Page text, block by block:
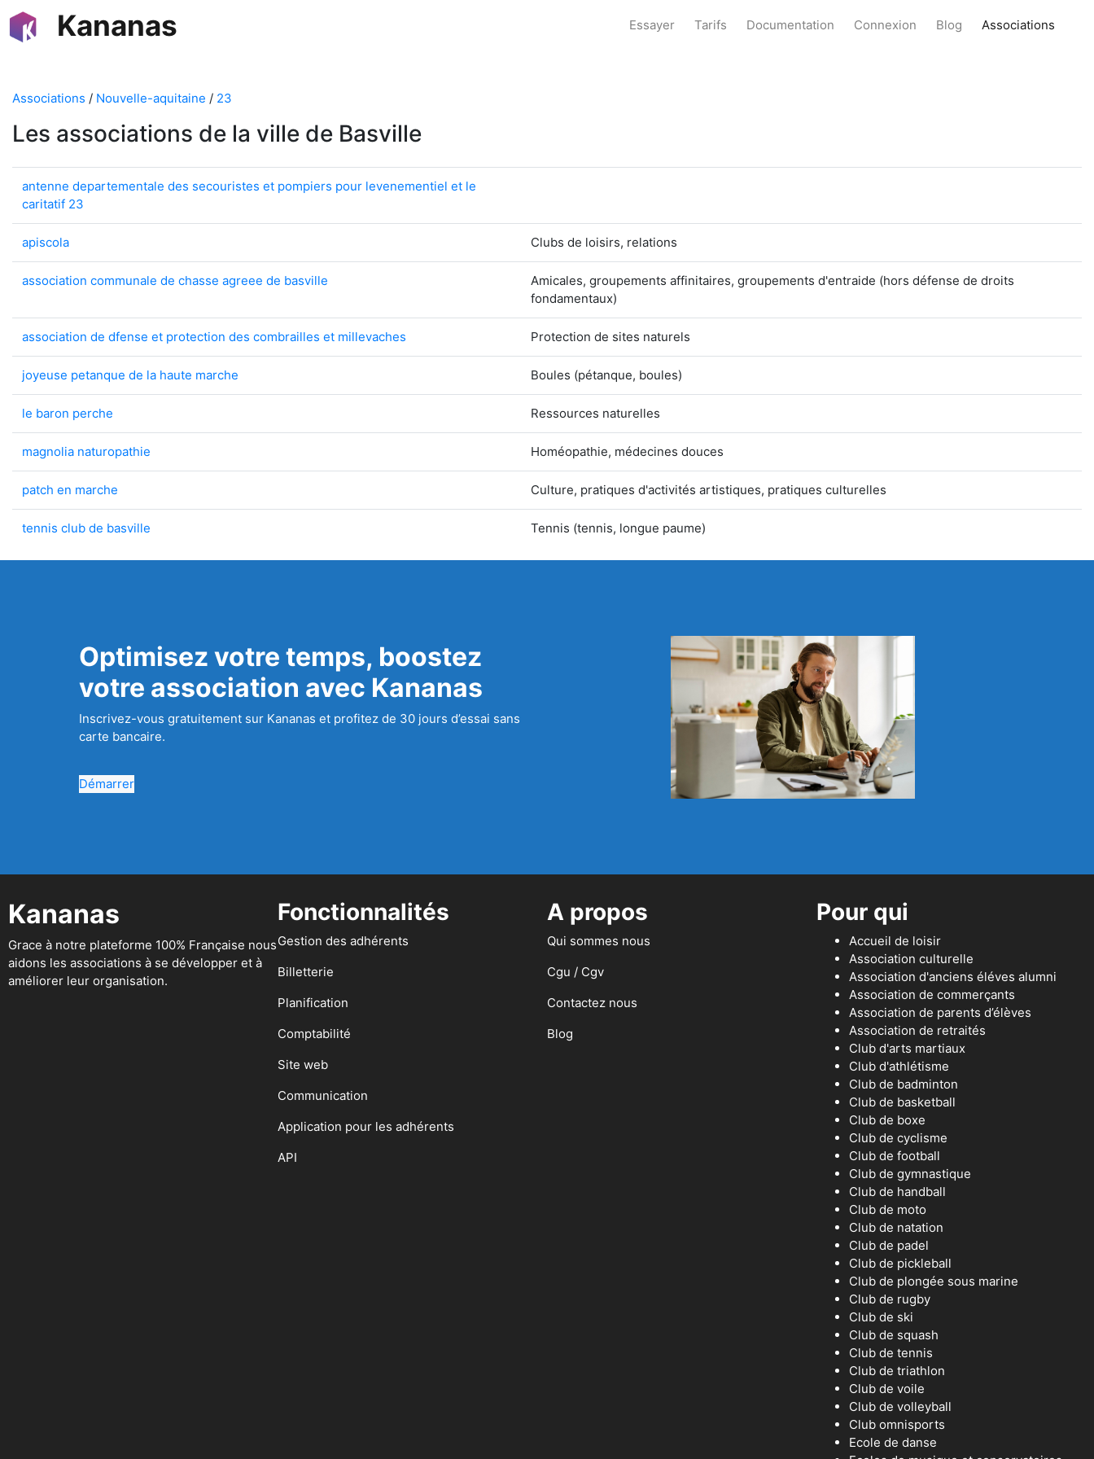
Kananas Essayer Tarifs Documentation Connexion Blog Associations
Associations / Nouvelle-aquitaine / 23
Les associations de la ville de Basville
antenne departementale des secouristes et pompiers pour levenementiel et le
caritatif 23
apiscola Clubs de loisirs, relations
association communale de chasse agreee de basville
Amicales, groupements affinitaires, groupements d'entraide (hors défense de droits
fondamentaux)
association de dfense et protection des combrailles et millevaches Protection de sites naturels
joyeuse petanque de la haute marche Boules (pétanque, boules)
le baron perche Ressources naturelles
magnolia naturopathie Homéopathie, médecines douces
patch en marche Culture, pratiques d'activités artistiques, pratiques culturelles
tennis club de basville Tennis (tennis, longue paume)
Optimisez votre temps, boostez
votre association avec Kananas
Inscrivez-vous gratuitement sur Kananas et profitez de 30 jours d’essai sans
carte bancaire.
Démarrer
Kananas
Grace à notre plateforme 100% Française nous
aidons les associations à se développer et à
améliorer leur organisation.
Fonctionnalités
Gestion des adhérents
Billetterie
Planification
Comptabilité
Site web
Communication
Application pour les adhérents
API
A propos
Qui sommes nous
Cgu / Cgv
Contactez nous
Blog
Pour qui
Accueil de loisir
Association culturelle
Association d'anciens éléves alumni
Association de commerçants
Association de parents d’élèves
Association de retraités
Club d'arts martiaux
Club d'athlétisme
Club de badminton
Club de basketball
Club de boxe
Club de cyclisme
Club de football
Club de gymnastique
Club de handball
Club de moto
Club de natation
Club de padel
Club de pickleball
Club de plongée sous marine
Club de rugby
Club de ski
Club de squash
Club de tennis
Club de triathlon
Club de voile
Club de volleyball
Club omnisports
Ecole de danse